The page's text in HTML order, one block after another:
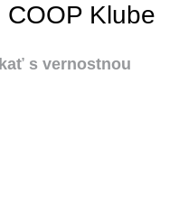
Klube
s vernostnou